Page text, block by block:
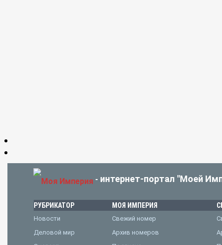
- интернет-портал "Моей
РУБРИКАТОР
Новости
Деловой мир
МОЯ ИМПЕРИЯ
Свежий номер
Архив номеров